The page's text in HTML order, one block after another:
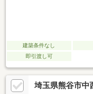
建築条件なし
即引渡し可
埼玉県熊谷市中